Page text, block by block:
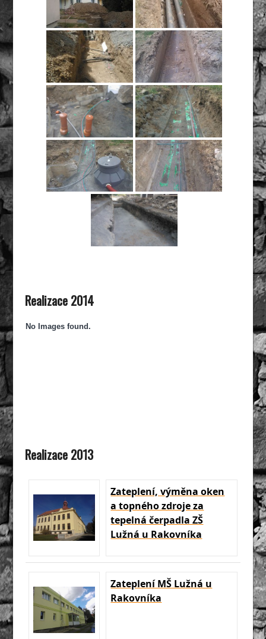
Realizace 2014
No Images found.
Realizace 2013
Zateplení, výměna oken
a topného zdroje za
tepelná čerpadla ZŠ
Lužná u Rakovníka
Zateplení MŠ Lužná u
Rakovníka